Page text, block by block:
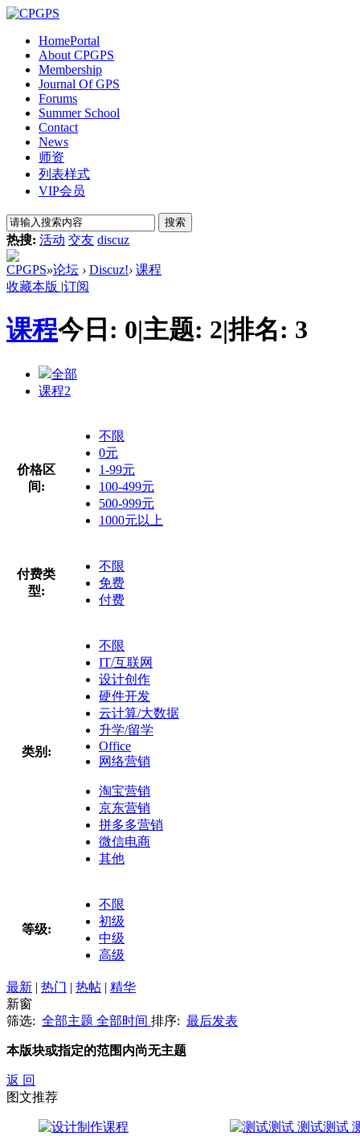
HomePortal
About CPGPS
Membership
Journal Of GPS
Forums
Summer School
Contact
News
师资
列表样式
VIP会员
搜索
热搜: 活动 交友 discuz
CPGPS»论坛 › Discuz!› 课程
收藏本版 |订阅
课程今日: 0|主题: 2|排名: 3
全部
课程2
价格区
间:
不限
0元
1-99元
100-499元
500-999元
1000元以上
付费类
型:
不限
免费
付费
类别:
不限
IT/互联网
设计创作
硬件开发
云计算/大数据
升学/留学
Office
网络营销
淘宝营销
京东营销
拼多多营销
微信电商
其他
等级:
不限
初级
中级
高级
最新 | 热门 | 热帖 | 精华
新窗
筛选: 全部主题 全部时间 排序: 最后发表
本版块或指定的范围内尚无主题
返 回
图文推荐